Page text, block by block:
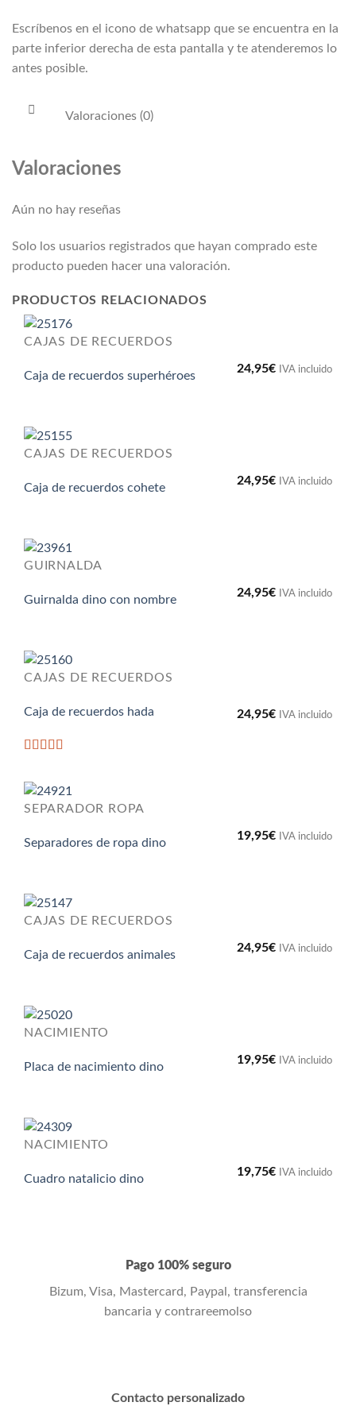
Escríbenos en el icono de whatsapp que se encuentra en la
parte inferior derecha de esta pantalla y te atenderemos lo
antes posible.
Valoraciones (0)
Valoraciones
Aún no hay reseñas
Solo los usuarios registrados que hayan comprado este
producto pueden hacer una valoración.
PRODUCTOS RELACIONADOS
CAJAS DE RECUERDOS
Caja de recuerdos superhéroes
24,95€ IVA incluido
CAJAS DE RECUERDOS
Caja de recuerdos cohete
24,95€ IVA incluido
GUIRNALDA
Guirnalda dino con nombre
24,95€ IVA incluido
CAJAS DE RECUERDOS
Caja de recuerdos hada 24,95€ IVA incluido
SEPARADOR ROPA
Separadores de ropa dino
19,95€ IVA incluido
CAJAS DE RECUERDOS
Caja de recuerdos animales
24,95€ IVA incluido
NACIMIENTO
Placa de nacimiento dino
19,95€ IVA incluido
NACIMIENTO
Cuadro natalicio dino
19,75€ IVA incluido
Pago 100% seguro
Bizum, Visa, Mastercard, Paypal, transferencia
bancaria y contrareemolso
Contacto personalizado